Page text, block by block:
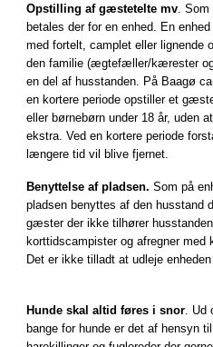
Opstilling af gæstetelte mv. Som
betales der for en enhed. En
med fortelt, camplet eller lignende
den familie (ægtefæller/kærester
en del af husstanden. På Baagø
en kortere periode opstiller et
eller børnebørn under 18 år, uden
ekstra. Ved en kortere periode
længere tid vil blive fjernet.
Benyttelse af pladsen.Som på
pladsen benyttes af den husstand
gæster der ikke tilhører
korttidscampister og afregner
Det er ikke tilladt at udleje
Hunde skal altid føres i snor. Ud
bange for hunde er det af hensyn